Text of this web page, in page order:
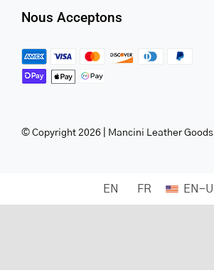
Nous Acceptons
© Copyright 2026 | Mancini Leather Goods
EN FR